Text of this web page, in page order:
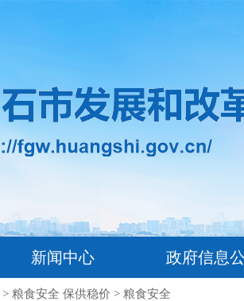
新闻中心 政府信息
> 粮食安全 保供稳价 > 粮食安全